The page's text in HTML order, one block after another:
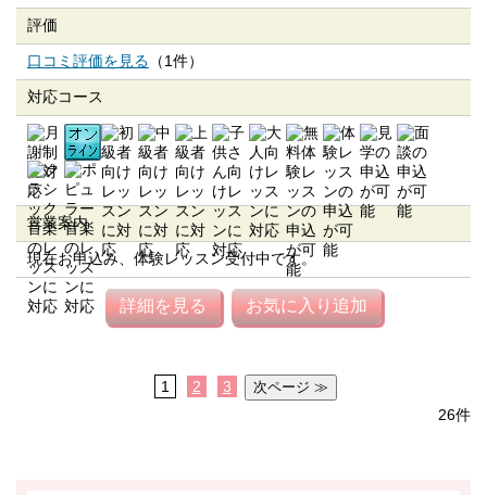
評価
口コミ評価を見る （1件）
対応コース
営業案内
現在お申込み、体験レッスン受付中です。
詳細を見る お気に入り追加
1 2
3
26件